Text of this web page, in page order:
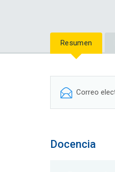
Resumen
Correo
Docencia